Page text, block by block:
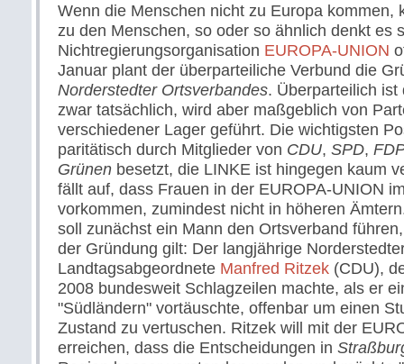
Wenn die Menschen nicht zu Europa kommen,
zu den Menschen, so oder so ähnlich denkt es
Nichtregierungsorganisation EUROPA-UNION
Januar plant der überparteiliche Verbund die
Norderstedter Ortsverbandes. Überparteilich ist
zwar tatsächlich, wird aber maßgeblich von
verschiedener Lager geführt. Die wichtigsten
paritätisch durch Mitglieder von CDU, SPD,
Grünen besetzt, die LINKE ist hingegen kaum
fällt auf, dass Frauen in der EUROPA-UNION
vorkommen, zumindest nicht in höheren
soll zunächst ein Mann den Ortsverband
der Gründung gilt: Der langjährige
Landtagsabgeordnete Manfred Ritzek (CDU),
2008 bundesweit Schlagzeilen machte, als er
"Südländern" vortäuschte, offenbar um einen
Zustand zu vertuschen. Ritzek will mit der
erreichen, dass die Entscheidungen in